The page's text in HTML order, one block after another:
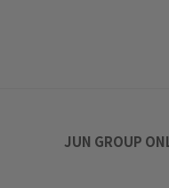
JUN GROUP